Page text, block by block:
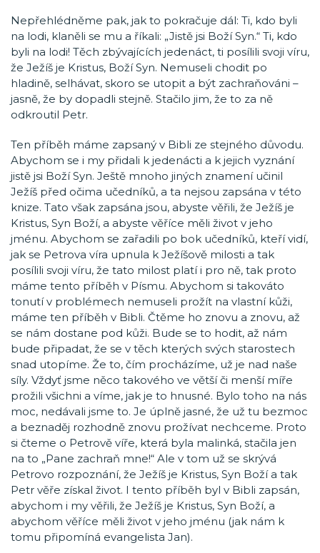
Nepřehlédněme pak, jak to pokračuje dál: Ti, kdo byli
na lodi, klaněli se mu a říkali: „Jistě jsi Boží Syn.“ Ti, kdo
byli na lodi! Těch zbývajících jedenáct, ti posílili svoji víru,
že Ježíš je Kristus, Boží Syn. Nemuseli chodit po
hladině, selhávat, skoro se utopit a být zachraňováni –
jasně, že by dopadli stejně. Stačilo jim, že to za ně
odkroutil Petr.
Ten příběh máme zapsaný v Bibli ze stejného důvodu.
Abychom se i my přidali k jedenácti a k jejich vyznání
jistě jsi Boží Syn. Ještě mnoho jiných znamení učinil
Ježíš před očima učedníků, a ta nejsou zapsána v této
knize. Tato však zapsána jsou, abyste věřili, že Ježíš je
Kristus, Syn Boží, a abyste věříce měli život v jeho
jménu. Abychom se zařadili po bok učedníků, kteří vidí,
jak se Petrova víra upnula k Ježíšově milosti a tak
posílili svoji víru, že tato milost platí i pro ně, tak proto
máme tento příběh v Písmu. Abychom si takováto
tonutí v problémech nemuseli prožít na vlastní kůži,
máme ten příběh v Bibli. Čtěme ho znovu a znovu, až
se nám dostane pod kůži. Bude se to hodit, až nám
bude připadat, že se v těch kterých svých starostech
snad utopíme. Že to, čím procházíme, už je nad naše
síly. Vždyť jsme něco takového ve větší či menší míře
prožili všichni a víme, jak je to hnusné. Bylo toho na nás
moc, nedávali jsme to. Je úplně jasné, že už tu bezmoc
a beznaděj rozhodně znovu prožívat nechceme. Proto
si čteme o Petrově víře, která byla malinká, stačila jen
na to „Pane zachraň mne!“ Ale v tom už se skrývá
Petrovo rozpoznání, že Ježíš je Kristus, Syn Boží a tak
Petr věře získal život. I tento příběh byl v Bibli zapsán,
abychom i my věřili, že Ježíš je Kristus, Syn Boží, a
abychom věříce měli život v jeho jménu (jak nám k
tomu připomíná evangelista Jan).